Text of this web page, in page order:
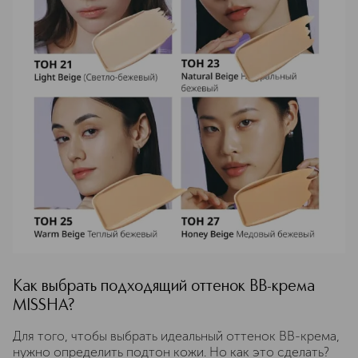
Как выбрать подходящий оттенок BB-крема
MISSHA?
Для того, чтобы выбрать идеальный оттенок BB-крема,
нужно определить подтон кожи. Но как это сделать?